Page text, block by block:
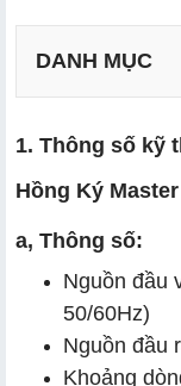
DANH MỤC
1. Thông số kỹ
Hồng Ký
a, Thông số:
Nguồn đầu
50/60Hz)
Nguồn đầu
Khoảng